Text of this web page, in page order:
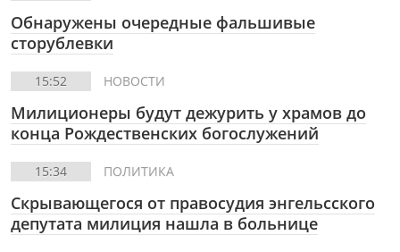
Обнаружены очередные фальшивые
сторублевки
15:52 НОВОСТИ
Милиционеры будут дежурить у храмов до
конца Рождественских богослужений
15:34 ПОЛИТИКА
Скрывающегося от правосудия энгельсского
депутата милиция нашла в больнице